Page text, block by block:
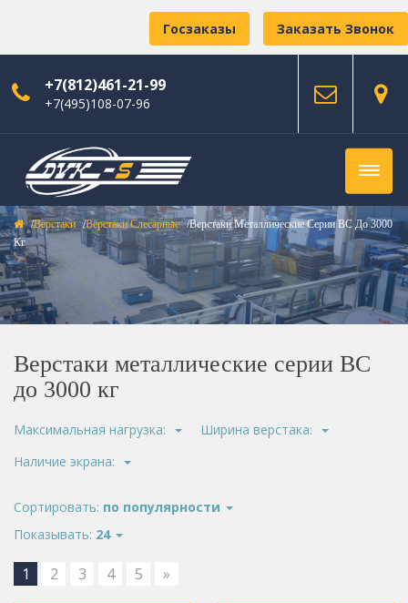
Заказать Звонок
Госзаказы
+7(812)461-21-99
+7(495)108-07-96
Верстаки Верстаки Слесарные
Верстаки Металлические Серии ВС До 3000
Кг
Верстаки металлические серии ВС
до 3000 кг
Максимальная нагрузка:
Ширина верстака:
Наличие экрана:
Сортировать: по популярности
Показывать: 24
1 2 3 4 5 »